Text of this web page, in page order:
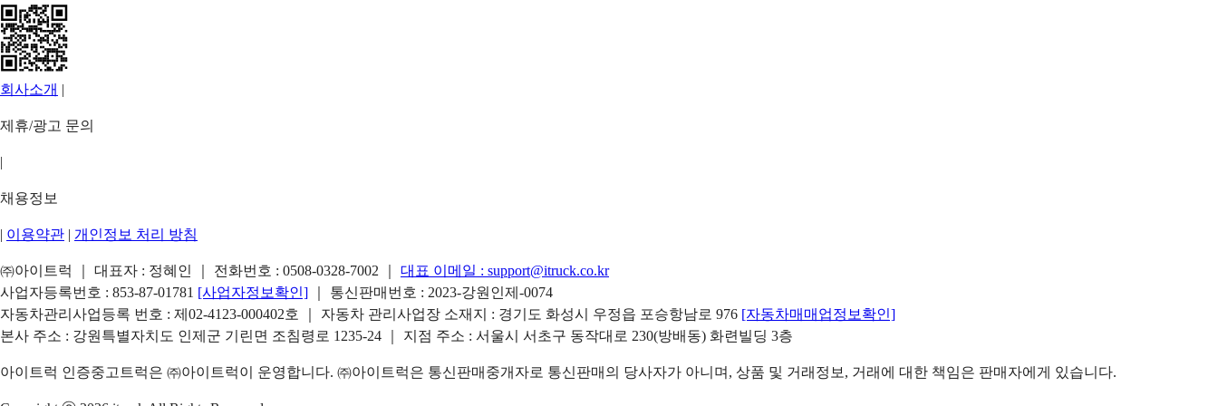
회사소개 |
제휴/광고 문의
|
채용정보
| 이용약관 | 개인정보 처리 방침
㈜아이트럭 ｜ 대표자 : 정혜인 ｜ 전화번호 : 0508-0328-7002 대표 이메일 : support@itruck.co.kr
사업자등록번호 : 853-87-01781 [사업자정보확인]
｜ 통신판매번호 : 2023-강원인제-0074
자동차관리사업등록 번호 : 제02-4123-000402호 ｜ 자동차 관리사업장 소재지 : 경기도 화성시 우정읍 포승항남로 976 [자동차매매업정보확인]
본사 주소 : 강원특별자치도 인제군 기린면 조침령로 1235-24 ｜ 지점 주소 : 서울시 서초구 동작대로 230(방배동) 화련빌딩 3층
아이트럭 인증중고트럭은 ㈜아이트럭이 운영합니다. ㈜아이트럭은 통신판매중개자로 통신판매의 당사자가 아니며, 상품 및 거래정보, 거래에 대한 책임은 판매자에게 있습니다.